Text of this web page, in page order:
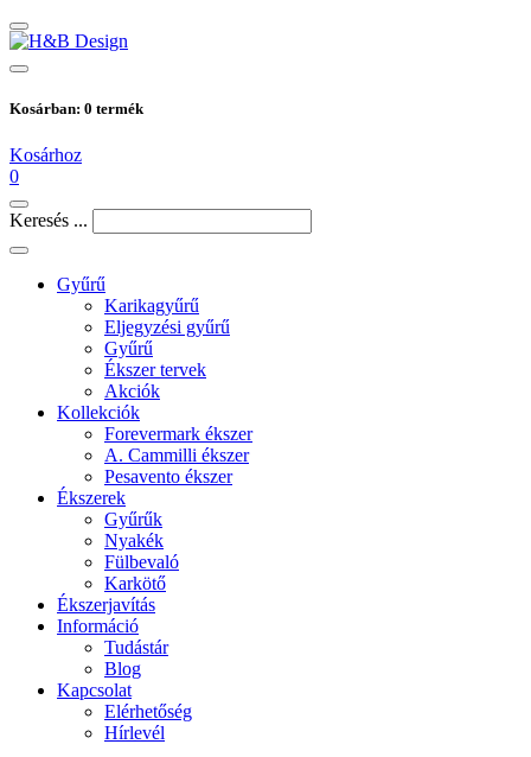
Kosárban: 0 termék
Kosárhoz
0
Keresés ...
Gyűrű
Karikagyűrű
Eljegyzési gyűrű
Gyűrű
Ékszer tervek
Akciók
Kollekciók
Forevermark ékszer
A. Cammilli ékszer
Pesavento ékszer
Ékszerek
Gyűrűk
Nyakék
Fülbevaló
Karkötő
Ékszerjavítás
Információ
Tudástár
Blog
Kapcsolat
Elérhetőség
Hírlevél